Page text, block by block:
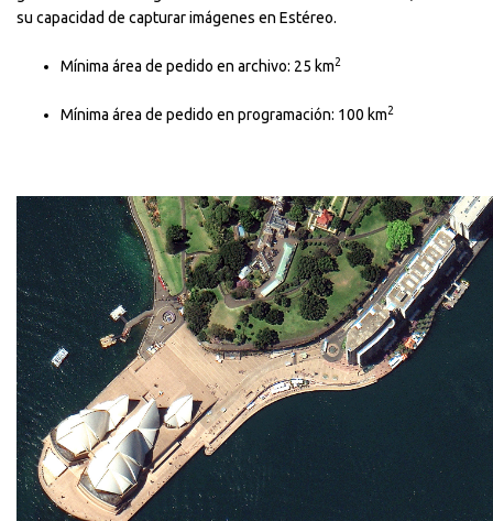
su capacidad de capturar imágenes en Estéreo.
Mínima área de pedido en archivo: 25 km2
Mínima área de pedido en programación: 100 km2